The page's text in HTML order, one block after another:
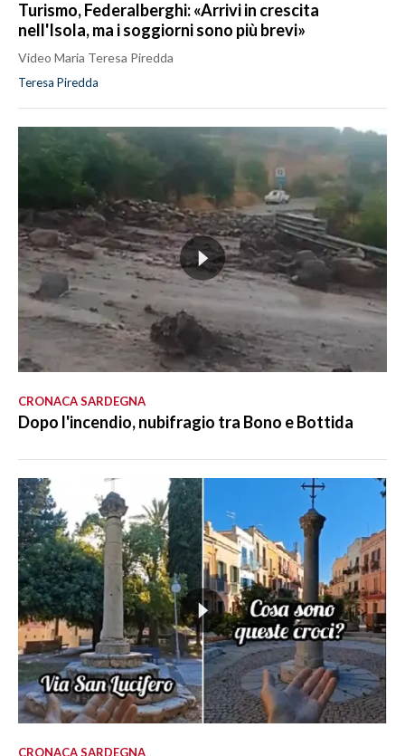
Turismo, Federalberghi: «Arrivi in crescita
nell'Isola, ma i soggiorni sono più brevi»
Video Maria Teresa Piredda
Teresa Piredda
CRONACA SARDEGNA
Dopo l'incendio, nubifragio tra Bono e Bottida
CRONACA SARDEGNA